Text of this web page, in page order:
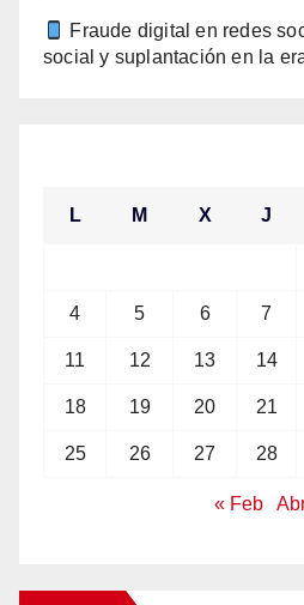
Fraude digital en redes
social y suplantación en la
L M X J
4 5 6 7
11 12 13 14
18 19 20 21
25 26 27 28
« Feb